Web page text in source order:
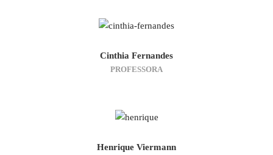
Cinthia Fernandes
PROFESSORA
Henrique Viermann